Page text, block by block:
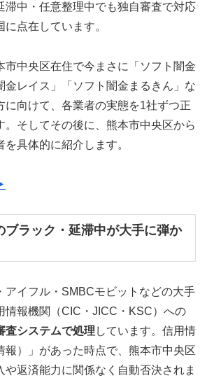
滞中・任意整理中でも独自審査で対応
点在しています。
市中央区在住で今まさに「ソフト闇金
金レイス」「ソフト闇金まるきん」な
に向けて、各業者の実態を1社ずつ正
。そしてその後に、熊本市中央区から
具体的に紹介します。
ブラック・延滞中が大手に弾か
アイフル・SMBCモビットなどの大手
情報機関（CIC・JICC・KSC）への
査システムで処理 しています。信用情
報）」があった時点で、熊本市中央区
や返済能力に関係なく自動否決されま